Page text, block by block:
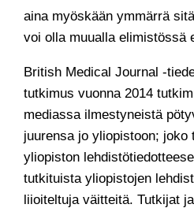
aina myöskään ymmärrä
voi olla muualla elimistössä
British Medical Journal -
tutkimus vuonna 2014
mediassa ilmestyneistä
juurensa jo yliopistoon; joko
yliopiston
tutkituista yliopistojen
liioiteltuja väitteitä. Tutkijat